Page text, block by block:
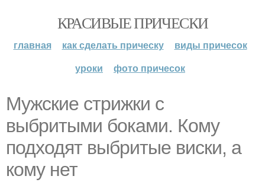
КРАСИВЫЕ ПРИЧЕСКИ
главная как сделать прическу
виды причесок
уроки
фото причесок
Мужские стрижки с
выбритыми боками. Кому
подходят выбритые виски, а
кому нет